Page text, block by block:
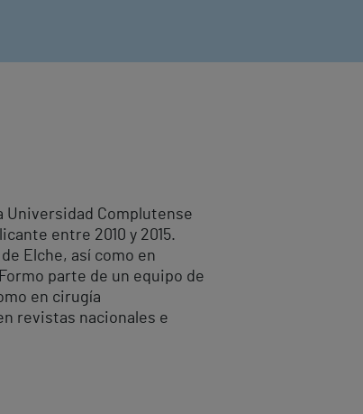
Universidad Complutense
entre 2010 y 2015.
Elche, así como en
parte de un equipo de
en cirugía
revistas nacionales e